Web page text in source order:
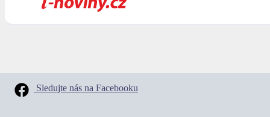
Sledujte nás na Facebooku